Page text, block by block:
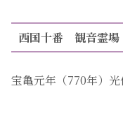
西国十番 観音霊場
宝亀元年（770年）光